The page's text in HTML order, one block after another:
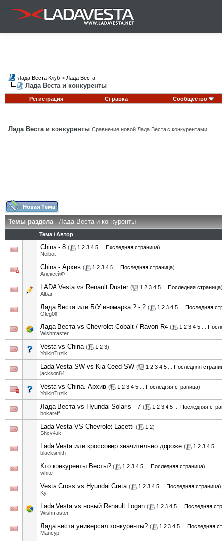
Лада Веста Клуб > Лада Веста
Лада Веста и конкуренты
Регистрация Справка Сообщество
Лада Веста и конкуренты Сравнение новой Лада Веста с конкурентами.
Темы раздела: Лада Веста и конкуренты
Тема / Автор
China - 8 ( 1 2 3 4 5 Последняя страница)
Neibot
China - Архив ( 1 2 3 4 5 Последняя страница)
АлексейФ
LADA Vesta vs Renault Duster ( 1 2 3 4 5 Последняя страница)
Albar
Лада Веста или Б/У иномарка ? - 2 ( 1 2 3 4 5
Последняя
Oleg08
Лада Веста vs Chevrolet Cobalt / Ravon R4 ( 1 2 3 4 5
Wishmaster
Vesta vs China ( 1 2 3)
YolkinTuzik
Lada Vesta SW vs Kia Ceed SW ( 1 2 3 4 5
Последняя
jackson84
Vesta vs China. Архив ( 1 2 3 4 5 Последняя страница)
YolkinTuzik
Лада Веста vs Hyundai Solaris - 7 ( 1 2 3 4 5
Последняя
bokareff
Lada Vesta VS Chevrolet Lacetti ( 1 2)
Shev4uk
Lada Vesta или кроссовер значительно дороже ( 1 2 3 4 5
blacksmith
Кто конкуренты Весты? ( 1 2 3 4 5 Последняя страница)
white
Vesta Cross vs Hyundai Creta ( 1 2 3 4 5 Последняя страница)
Ky.
Lada Vesta vs новый Renault Logan ( 1 2 3 4 5
Последняя
Wishmaster
Лада веста универсал конкуренты? ( 1 2 3 4 5
Последняя
Мансур